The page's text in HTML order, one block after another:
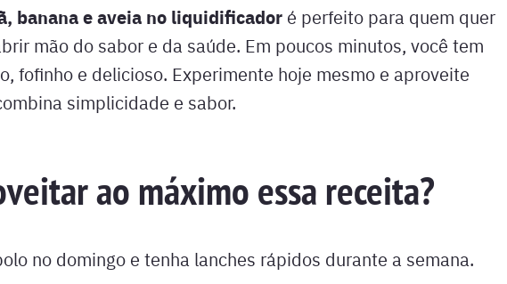
banana e aveia no liquidificador é perfeito para quem quer
mão do sabor e da saúde. Em poucos minutos, você tem
fofinho e delicioso. Experimente hoje mesmo e aproveite
simplicidade e sabor.
ao máximo essa receita?
no domingo e tenha lanches rápidos durante a semana.